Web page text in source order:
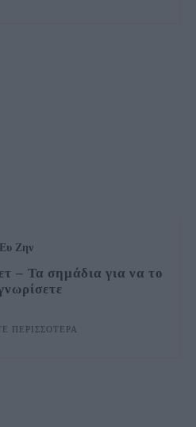
Ευ Ζην
– Τα σημάδια για να το
ΠΕΡΙΣΣΌΤΕΡΑ